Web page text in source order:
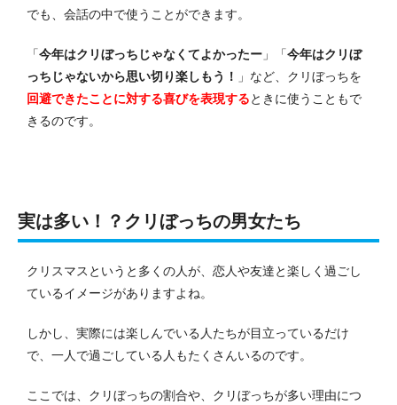
でも、会話の中で使うことができます。
「今年はクリぼっちじゃなくてよかったー 」「今年はクリぼ
っちじゃないから思い切り楽しもう！
」など、クリぼっちを
回避できたことに対する喜びを表現するときに使うこともで
きるのです。
実は多い！？クリぼっちの男女たち
クリスマスというと多くの人が、恋人や友達と楽しく過ごし
ているイメージがありますよね。
しかし、実際には楽しんでいる人たちが目立っているだけ
で、一人で過ごしている人もたくさんいるのです。
ここでは、クリぼっちの割合や、クリぼっちが多い理由につ